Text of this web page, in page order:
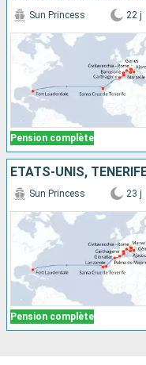
Pension complète
Sun Princess 22 j
Pension complète
Sun Princess 23 j